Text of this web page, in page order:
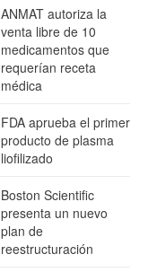
ANMAT autoriza la
venta libre de 10
medicamentos que
requerían receta
médica
FDA aprueba el primer
producto de plasma
liofilizado
Boston Scientific
presenta un nuevo
plan de
reestructuración